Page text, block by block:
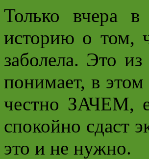
Только вчера
историю о том,
заболела. Это
понимает, в
честно ЗАЧЕМ,
спокойно сдаст
это и не нужно.